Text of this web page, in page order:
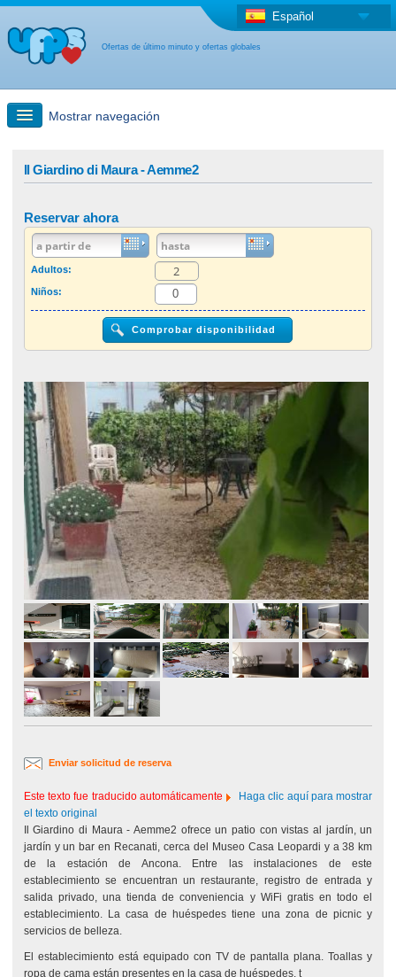
Ofertas de último minuto y ofertas globales
Español
Mostrar navegación
Oferta de última hora + Oferta global
otro país
Il Giardino di Maura - Aemme2
Reservar ahora
Adultos:
Niños:
Enviar solicitud de reserva
Este texto fue traducido automáticamente
Haga clic aquí para mostrar
el texto original
Il Giardino di Maura - Aemme2 ofrece un patio con vistas al jardín, un
jardín y un bar en Recanati, cerca del Museo Casa Leopardi y a 38 km
de la estación de Ancona. Entre las instalaciones de este
establecimiento se encuentran un restaurante, registro de entrada y
salida privado, una tienda de conveniencia y WiFi gratis en todo el
establecimiento. La casa de huéspedes tiene una zona de picnic y
servicios de belleza.
El establecimiento está equipado con TV de pantalla plana. Toallas y
ropa de cama están presentes en la casa de huéspedes. t